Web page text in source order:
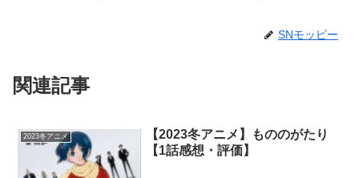
SNモッピー
関連記事
2023冬アニメ
【2023冬アニメ】もののがたり
【1話感想・評価】